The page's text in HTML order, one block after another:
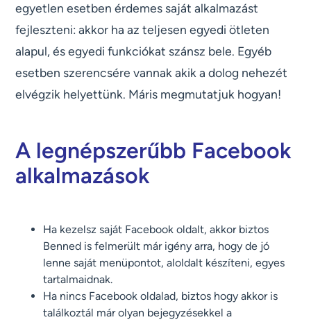
egyetlen esetben érdemes saját alkalmazást
fejleszteni: akkor ha az teljesen egyedi ötleten
alapul, és egyedi funkciókat szánsz bele. Egyéb
esetben szerencsére vannak akik a dolog nehezét
elvégzik helyettünk. Máris megmutatjuk hogyan!
A legnépszerűbb Facebook
alkalmazások
Ha kezelsz saját Facebook oldalt, akkor biztos
Benned is felmerült már igény arra, hogy de jó
lenne saját menüpontot, aloldalt készíteni, egyes
tartalmaidnak.
Ha nincs Facebook oldalad, biztos hogy akkor is
találkoztál már olyan bejegyzésekkel a